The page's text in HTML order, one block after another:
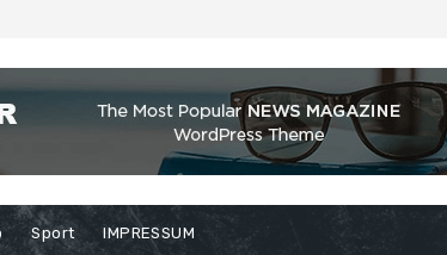
Sport IMPRESSUM